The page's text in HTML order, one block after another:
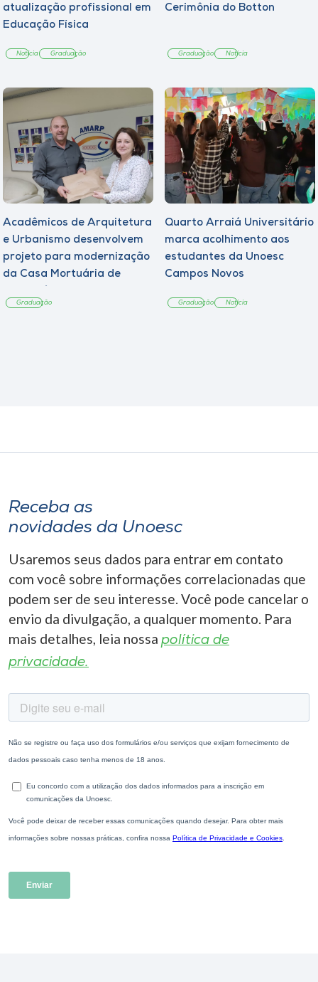
atualização profissional em
Educação Física
Notícia Graduação
Cerimônia do Botton
Graduação Notícia
Acadêmicos de Arquitetura
e Urbanismo desenvolvem
projeto para modernização
da Casa Mortuária de
Graduação
Quarto Arraiá Universitário
marca acolhimento aos
estudantes da Unoesc
Campos Novos
Graduação Notícia
Receba as
novidades da Unoesc
Usaremos seus dados para entrar em contato
com você sobre informações correlacionadas que
podem ser de seu interesse. Você pode cancelar o
envio da divulgação, a qualquer momento. Para
mais detalhes, leia nossa política de
privacidade.